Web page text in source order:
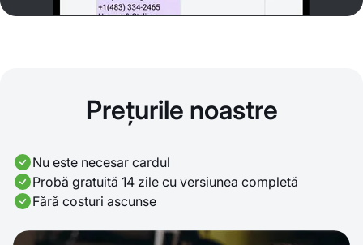
Prețurile noastre
Nu este necesar cardul
Probă gratuită 14 zile cu versiunea completă
Fără costuri ascunse